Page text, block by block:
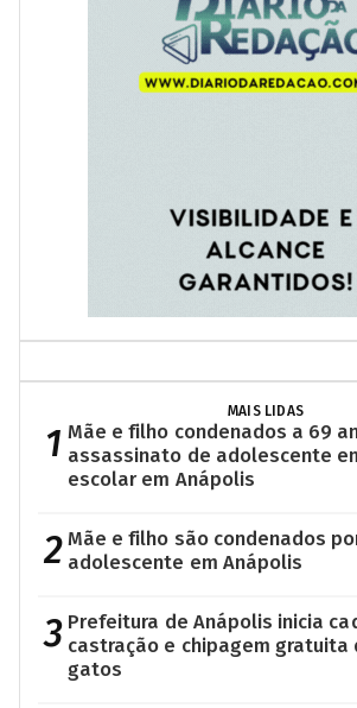
MAIS LIDAS
1 Mãe e filho condenados a 69
assassinato de adolescente
escolar em Anápolis
2 Mãe e filho são condenados
adolescente em Anápolis
3 Prefeitura de Anápolis inicia
castração e chipagem gratuita
gatos